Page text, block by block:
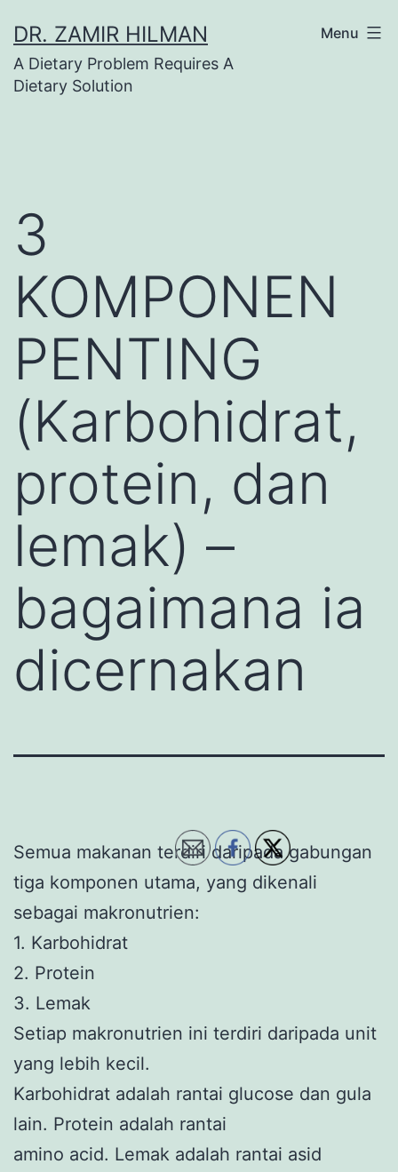
to
content
DR. ZAMIR HILMAN
A Dietary Problem Requires A
Dietary Solution
Menu
3
KOMPONEN
PENTING
(Karbohidrat,
protein, dan
lemak) –
bagaimana ia
dicernakan
Semua makanan terdiri daripada gabungan
tiga komponen utama, yang dikenali
sebagai makronutrien:
1. Karbohidrat
2. Protein
3. Lemak
Setiap makronutrien ini terdiri daripada unit
yang lebih kecil.
Karbohidrat adalah rantai glucose dan gula
lain. Protein adalah rantai
amino acid. Lemak adalah rantai asid